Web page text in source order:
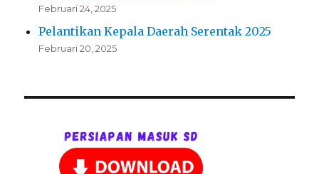
Februari 24, 2025
Pelantikan Kepala Daerah Serentak 2025
Februari 20, 2025